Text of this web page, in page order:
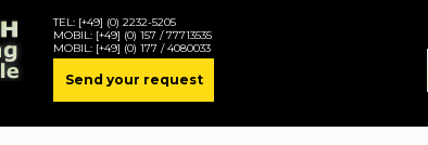
TEL: [+49] (0) 2232-5205
MOBIL: [+49] (0) 157 / 77713535
MOBIL: [+49] (0) 177 / 4080033
Send your request